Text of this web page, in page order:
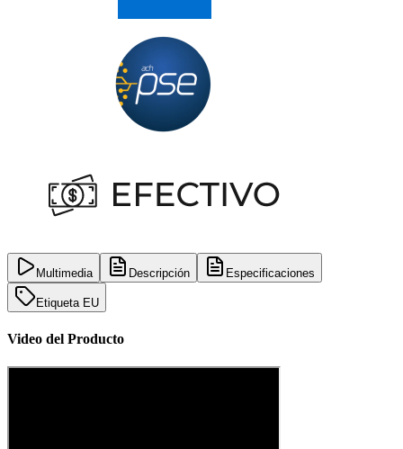
Multimedia Descripción Especificaciones
Etiqueta EU
Video del Producto